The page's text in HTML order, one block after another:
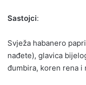
Sastojci:
Svježa habanero
nađete), glavica
đumbira, koren rena i